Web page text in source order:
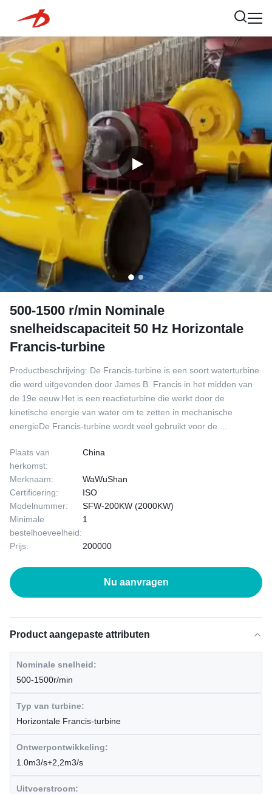
500-1500 r/min Nominale
snelheidscapaciteit 50 Hz Horizontale
Francis-turbine
Productbeschrijving: De Francis-turbine is een soort waterturbine
die werd uitgevonden door James B. Francis in het midden van
de 19e eeuw.Het is een reactieturbine die werkt door de
kinetische energie van water om te zetten in mechanische
energieDe Francis-turbine wordt veel gebruikt voor de ...
Plaats van
herkomst:
China
Merknaam:
WaWuShan
Certificering:
ISO
Modelnummer:
SFW-200KW (2000KW)
Minimale
bestelhoeveelheid:
1
Prijs: 200000
Nu aanvragen
Product aangepaste attributen
Nominale snelheid:
500-1500r/min
Typ van turbine:
Horizontale Francis-turbine
Ontwerpontwikkeling:
1.0m3/s+2,2m3/s
Uitvoerstroom: